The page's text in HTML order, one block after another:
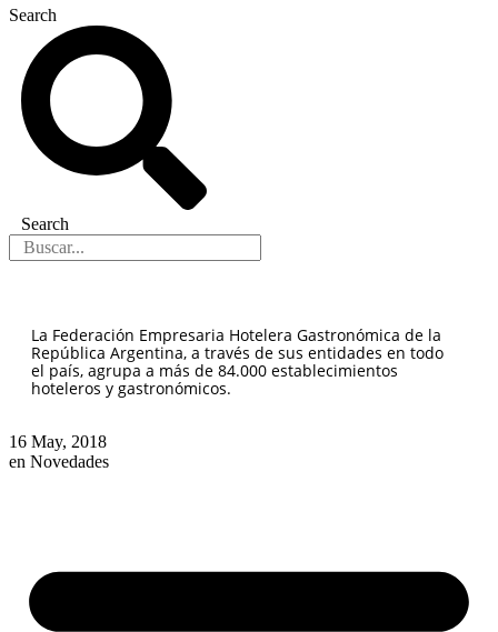
Search
Search
La Federación Empresaria Hotelera Gastronómica de la
República Argentina, a través de sus entidades en todo
el país, agrupa a más de 84.000 establecimientos
hoteleros y gastronómicos.
16 May, 2018
en Novedades